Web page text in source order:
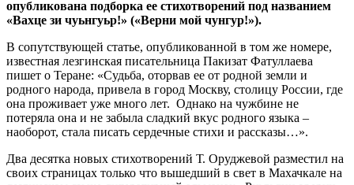
опубликована подборка ее стихотворений под названием
«Вахце зи чуьнгуьр!» («Верни мой чунгур!»).
В сопутствующей статье, опубликованной в том же номере,
известная лезгинская писательница Пакизат Фатуллаева
пишет о Теране: «Судьба, оторвав ее от родной земли и
родного народа, привела в город Москву, столицу России, где
она проживает уже много лет. Однако на чужбине не
потеряла она и не забыла сладкий вкус родного языка –
наоборот, стала писать сердечные стихи и рассказы…».
Два десятка новых стихотворений Т. Оруджевой разместил на
своих страницах только что вышедший в свет в Махачкале на